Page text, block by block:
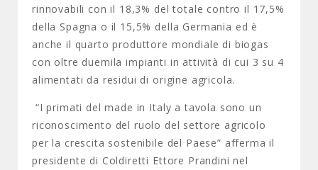
rinnovabili con il 18,3% del totale contro il 17,5%
della Spagna o il 15,5% della Germania ed è
anche il quarto produttore mondiale di biogas
con oltre duemila impianti in attività di cui 3 su 4
alimentati da residui di origine agricola.
“I primati del made in Italy a tavola sono un
riconoscimento del ruolo del settore agricolo
per la crescita sostenibile del Paese” afferma il
presidente di Coldiretti Ettore Prandini nel